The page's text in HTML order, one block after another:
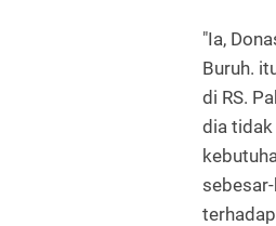
"Ia,
Buruh.
di RS.
dia tidak